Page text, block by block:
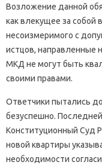
Возложение данной
как влекущее за собой
несоизмеримого с
истцов, направленные
МКД не могут быть
своими правами.
Ответчики пытались
безуспешно.
Конституционный Суд
новой квартиры
необходимости